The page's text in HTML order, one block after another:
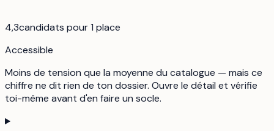
4,3candidats pour 1 place
Accessible
Moins de tension que la moyenne du catalogue — mais ce
chiffre ne dit rien de ton dossier. Ouvre le détail et vérifie
toi-même avant d'en faire un socle.